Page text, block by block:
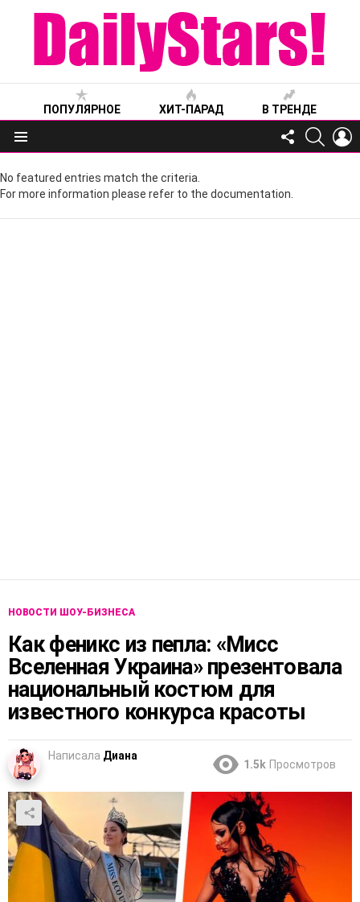
ПОПУЛЯРНОЕ ХИТ-ПАРАД В ТРЕНДЕ
Меню
FOLLOW
US
No featured entries match the criteria.
For more information please refer to the documentation.
НОВОСТИ ШОУ-БИЗНЕСА
Как феникс из пепла: «Мисс
Вселенная Украина» презентовала
национальный костюм для
известного конкурса красоты
Написала Диана
1.5k Просмотров